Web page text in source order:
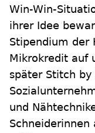
Win-Win-
ihrer Idee
Stipendium der
Mikrokredit auf
später Stitch by
und
Schneiderinnen